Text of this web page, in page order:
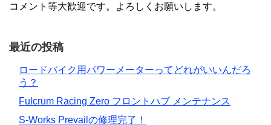
コメント等大歓迎です。よろしくお願いします。
最近の投稿
ロードバイク用パワーメーターってどれがいいんだろ
う？
Fulcrum Racing Zero フロントハブ メンテナンス
S-Works Prevailの修理完了！